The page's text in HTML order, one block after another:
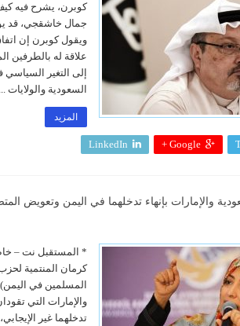
كوبرن، يشرح فيه
جمال خاشقجي، قد
ويقول كوبرن إن
علاقة له بالطرفين
إلى التغير
السعودية والولايات ...
المزيد
Google +
LinkedIn
والإمارات بإنهاء تدخلهما في اليمن وتعويض
* المستقبل نت –
كرمان المنتمية
المسلمين في
والإمارات التي
تدخلهما غير